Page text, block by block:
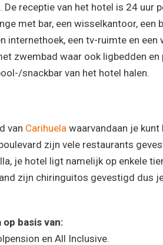
receptie van het hotel is 24 uur
met bar, een wisselkantoor, een
internethoek, een tv-ruimte en een
zwembad waar ook ligbedden en
snackbar van het hotel halen.
van Carihuela waarvandaan je kunt
zijn vele restaurants
je hotel ligt namelijk op enkele
zijn chiringuitos gevestigd dus
basis van:
en All Inclusive.